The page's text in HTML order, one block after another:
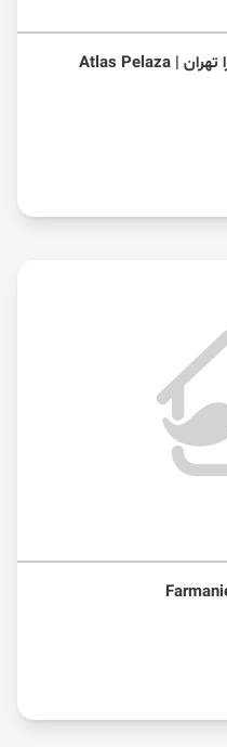
پروژه تجاری - اداری اطلس پلازا تهران | Atlas Pelaza